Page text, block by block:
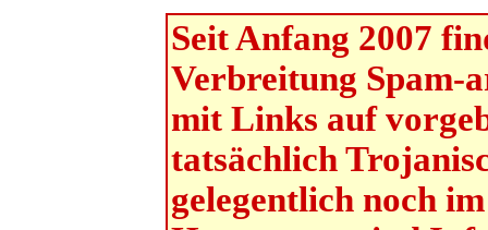
Seit Anfang 2007
Verbreitung Spam-
mit Links auf
tatsächlich
gelegentlich noch